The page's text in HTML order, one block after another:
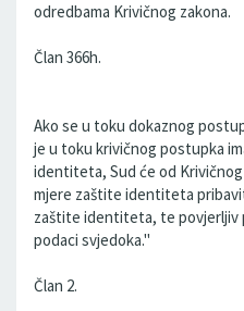
odredbama Krivičnog zakona.
Član 366h.
Ako se u toku dokaznog
je u toku krivičnog postupka
identiteta, Sud će od
mjere zaštite identiteta
zaštite identiteta, te povjerljiv
podaci svjedoka."
Član 2.